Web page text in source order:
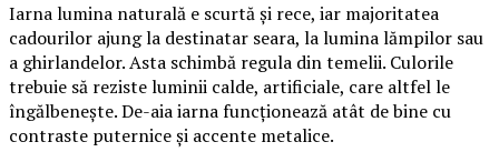
Iarna lumina naturală e scurtă și rece, iar majoritatea
cadourilor ajung la destinatar seara, la lumina lămpilor sau
a ghirlandelor. Asta schimbă regula din temelii. Culorile
trebuie să reziste luminii calde, artificiale, care altfel le
îngălbenește. De-aia iarna funcționează atât de bine cu
contraste puternice și accente metalice.